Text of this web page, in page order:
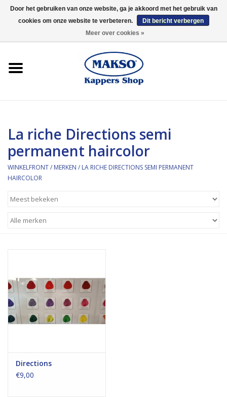
0 Artikelen - €0,00
Kaaral
360
Merken
La riche Directions semi
permanent haircolor
WINKELFRONT/ MERKEN / LA RICHE DIRECTIONS SEMI PERMANENT
HAIRCOLOR
Directions
€9,00
Door het gebruiken van onze website, ga je akkoord met het gebruik van
cookies om onze website te verbeteren.
Dit bericht verbergen
Meer over cookies »